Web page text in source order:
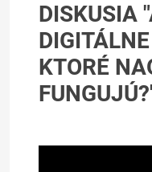
DISKUSIA
KTORÉ